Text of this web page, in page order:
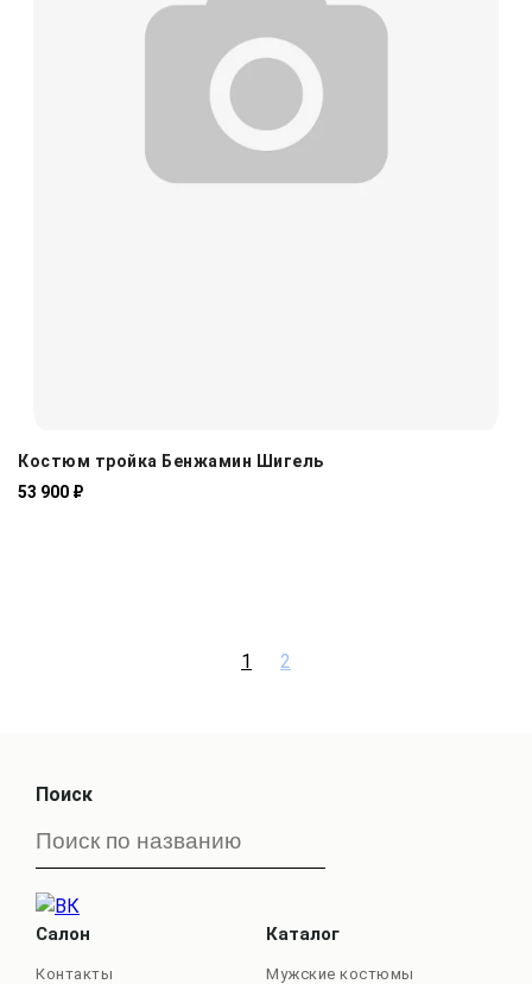
Костюм тройка Бенжамин Шигель
53 900 ₽
1 2
Поиск
Салон
Контакты
Каталог
Мужские костюмы